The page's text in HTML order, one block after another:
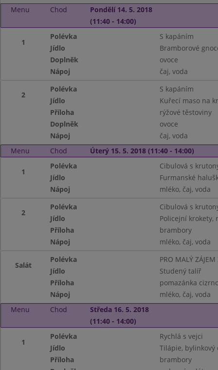
Menu Chod
Pondělí 14. 5. 2018
(11:40 - 14:00)
1
Polévka
S kapáním
Jídlo
Bramborové
Doplněk
ovoce
Nápoj
čaj, voda
2
Polévka
S kapáním
Jídlo
Kuřecí maso na
Příloha
rýžové těstoviny
Doplněk
ovoce
Nápoj
čaj, voda
Menu
Chod Úterý 15. 5. 2018 (11:40 - 14:00)
1
Polévka
Cibulová s
Jídlo
Furmanské
Nápoj
mléko, čaj, voda
2
Polévka
Cibulová s
Jídlo
Policejní krokety,
Příloha
brambory
Nápoj
mléko, čaj, voda
Salát
Polévka
PRO MALÝ
Jídlo
Studený talíř
Příloha
pomazánka
Nápoj
mléko, čaj, voda
Menu
Chod
Středa 16. 5. 2018
(11:40 - 14:00)
1
Polévka
Rychlá s vejci
Jídlo
Tilápie, bylinkový
Příloha
brambory